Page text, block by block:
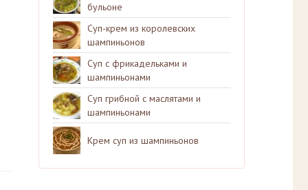
бульоне
Суп-крем из королевских
шампиньонов
Суп с фрикадельками и
шампиньонами
Суп грибной с маслятами и
шампиньонами
Крем суп из шампиньонов